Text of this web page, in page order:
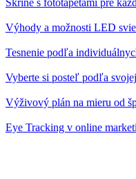
Výhody a možnosti LED
Tesnenie podľa
Vyberte si posteľ podľa
Výživový plán na mieru od
Eye Tracking v online